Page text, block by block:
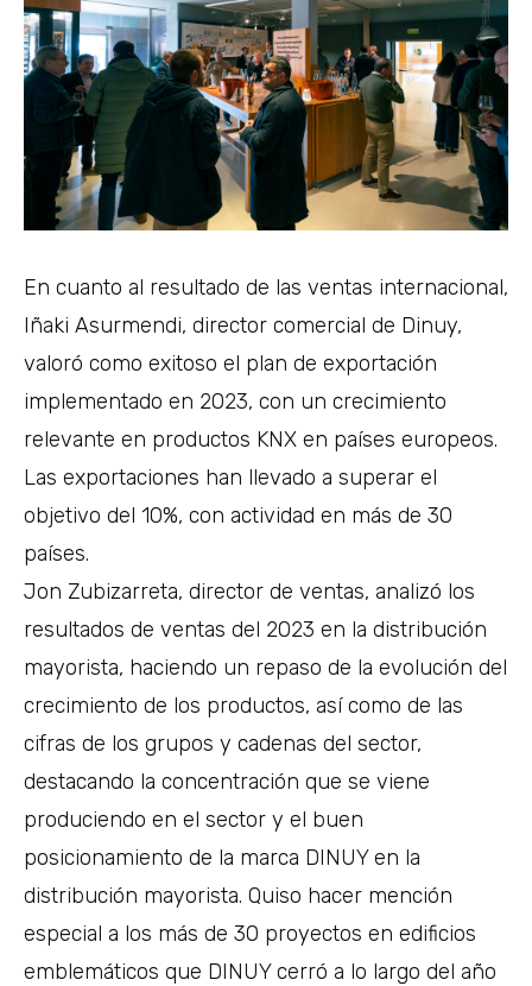
En cuanto al resultado de las ventas internacional,
Iñaki Asurmendi, director comercial de Dinuy,
valoró como exitoso el plan de exportación
implementado en 2023, con un crecimiento
relevante en productos KNX en países europeos.
Las exportaciones han llevado a superar el
objetivo del 10%, con actividad en más de 30
países.
Jon Zubizarreta, director de ventas, analizó los
resultados de ventas del 2023 en la distribución
mayorista, haciendo un repaso de la evolución del
crecimiento de los productos, así como de las
cifras de los grupos y cadenas del sector,
destacando la concentración que se viene
produciendo en el sector y el buen
posicionamiento de la marca DINUY en la
distribución mayorista. Quiso hacer mención
especial a los más de 30 proyectos en edificios
emblemáticos que DINUY cerró a lo largo del año